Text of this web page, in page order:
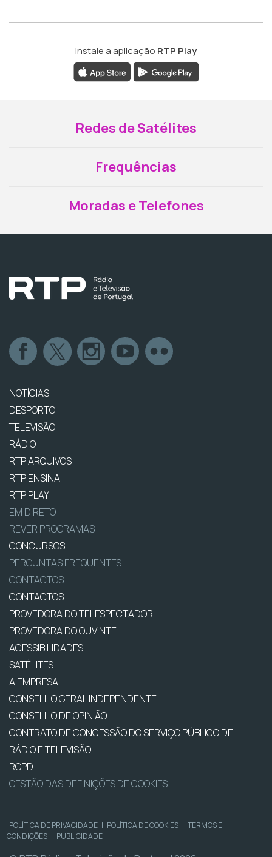
Instale a aplicação RTP Play
Redes de Satélites
Frequências
Moradas e Telefones
NOTÍCIAS
DESPORTO
TELEVISÃO
RÁDIO
RTP ARQUIVOS
RTP ENSINA
RTP PLAY
EM DIRETO
REVER PROGRAMAS
CONCURSOS
PERGUNTAS FREQUENTES
CONTACTOS
CONTACTOS
PROVEDORA DO TELESPECTADOR
PROVEDORA DO OUVINTE
ACESSIBILIDADES
SATÉLITES
A EMPRESA
CONSELHO GERAL INDEPENDENTE
CONSELHO DE OPINIÃO
CONTRATO DE CONCESSÃO DO SERVIÇO PÚBLICO DE
RÁDIO E TELEVISÃO
RGPD
GESTÃO DAS DEFINIÇÕES DE COOKIES
POLÍTICA DE PRIVACIDADE | POLÍTICA DE COOKIES | TERMOS E
CONDIÇÕES | PUBLICIDADE